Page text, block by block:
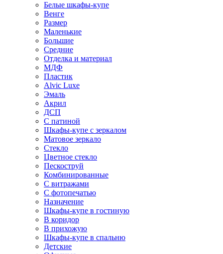
Белые шкафы-купе
Венге
Размер
Маленькие
Большие
Средние
Отделка и материал
МДФ
Пластик
Alvic Luxe
Эмаль
Акрил
ДСП
С патиной
Шкафы-купе с зеркалом
Матовое зеркало
Стекло
Цветное стекло
Пескоструй
Комбинированные
С витражами
С фотопечатью
Назначение
Шкафы-купе в гостиную
В коридор
В прихожую
Шкафы-купе в спальню
Детские